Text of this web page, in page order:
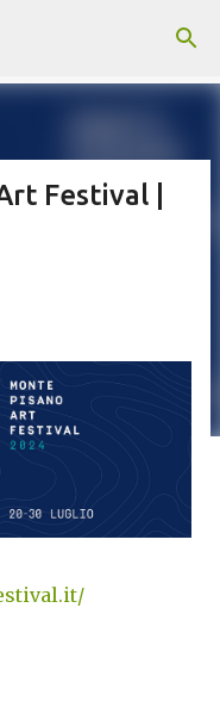
Festival |